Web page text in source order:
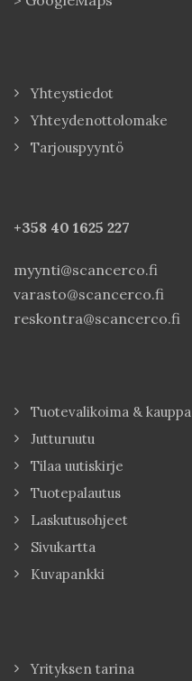
Yhteystiedot
Yhteydenottolomake
Tarjouspyyntö
+358 40 1625 227
myynti@scancerco.fi
varasto@scancerco.fi
reskontra@scancerco.fi
Tuotevalikoima & kauppa
Jutturuutu
Tilaa uutiskirje
Tuotepalautus
Laskutusohjeet
Sivukartta
Kuvapankki
Yrityksen tarina